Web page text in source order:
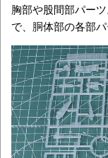
胸部や股間部パー
で、胴体部の各部パ